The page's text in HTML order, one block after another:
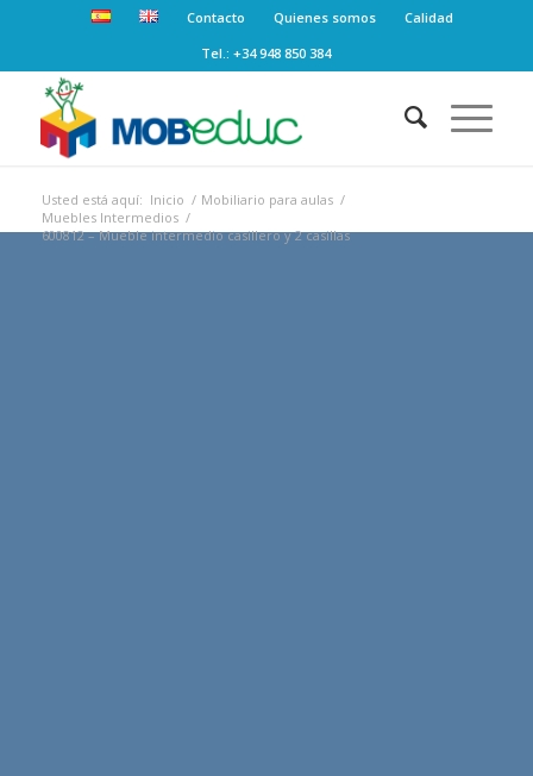
Contacto Quienes somos
Calidad
Tel.: +34 948 850 384
Usted está aquí: Inicio / Mobiliario para aulas /
Muebles Intermedios /
600812 – Mueble intermedio casillero y 2 casillas